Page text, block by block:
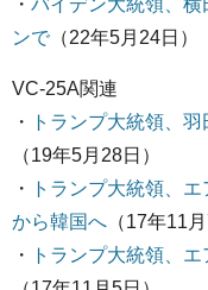
ンで（22年5月24日）
VC-25A関連
・
トランプ大統領、
（19年5月28日）
・
トランプ大統領、
から韓国へ （17年11月
・
トランプ大統領、